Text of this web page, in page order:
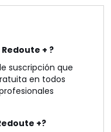
+ ?
suscripción que
en todos
+?